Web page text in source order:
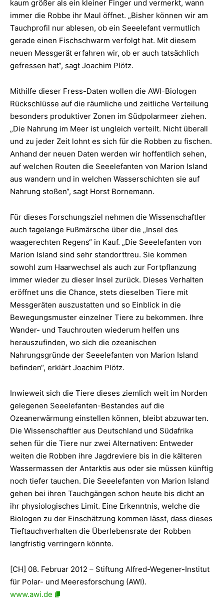
kaum größer als ein kleiner Finger und vermerkt, wann
immer die Robbe ihr Maul öffnet. „Bisher können wir am
Tauchprofil nur ablesen, ob ein Seeelefant vermutlich
gerade einen Fischschwarm verfolgt hat. Mit diesem
neuen Messgerät erfahren wir, ob er auch tatsächlich
gefressen hat“, sagt Joachim Plötz.
Mithilfe dieser Fress-Daten wollen die AWI-Biologen
Rückschlüsse auf die räumliche und zeitliche Verteilung
besonders produktiver Zonen im Südpolarmeer ziehen.
„Die Nahrung im Meer ist ungleich verteilt. Nicht überall
und zu jeder Zeit lohnt es sich für die Robben zu fischen.
Anhand der neuen Daten werden wir hoffentlich sehen,
auf welchen Routen die Seeelefanten von Marion Island
aus wandern und in welchen Wasserschichten sie auf
Nahrung stoßen“, sagt Horst Bornemann.
Für dieses Forschungsziel nehmen die Wissenschaftler
auch tagelange Fußmärsche über die „Insel des
waagerechten Regens“ in Kauf. „Die Seeelefanten von
Marion Island sind sehr standorttreu. Sie kommen
sowohl zum Haarwechsel als auch zur Fortpflanzung
immer wieder zu dieser Insel zurück. Dieses Verhalten
eröffnet uns die Chance, stets dieselben Tiere mit
Messgeräten auszustatten und so Einblick in die
Bewegungsmuster einzelner Tiere zu bekommen. Ihre
Wander- und Tauchrouten wiederum helfen uns
herauszufinden, wo sich die ozeanischen
Nahrungsgründe der Seeelefanten von Marion Island
befinden“, erklärt Joachim Plötz.
Inwieweit sich die Tiere dieses ziemlich weit im Norden
gelegenen Seeelefanten-Bestandes auf die
Ozeanerwärmung einstellen können, bleibt abzuwarten.
Die Wissenschaftler aus Deutschland und Südafrika
sehen für die Tiere nur zwei Alternativen: Entweder
weiten die Robben ihre Jagdreviere bis in die kälteren
Wassermassen der Antarktis aus oder sie müssen künftig
noch tiefer tauchen. Die Seeelefanten von Marion Island
gehen bei ihren Tauchgängen schon heute bis dicht an
ihr physiologisches Limit. Eine Erkenntnis, welche die
Biologen zu der Einschätzung kommen lässt, dass dieses
Tieftauchverhalten die Überlebensrate der Robben
langfristig verringern könnte.
[CH] 08. Februar 2012 – Stiftung Alfred-Wegener-Institut
für Polar- und Meeresforschung (AWI).
www.awi.de